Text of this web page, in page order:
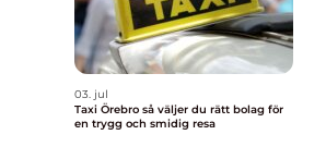
03. jul
Taxi Örebro så väljer du rätt bolag för
en trygg och smidig resa